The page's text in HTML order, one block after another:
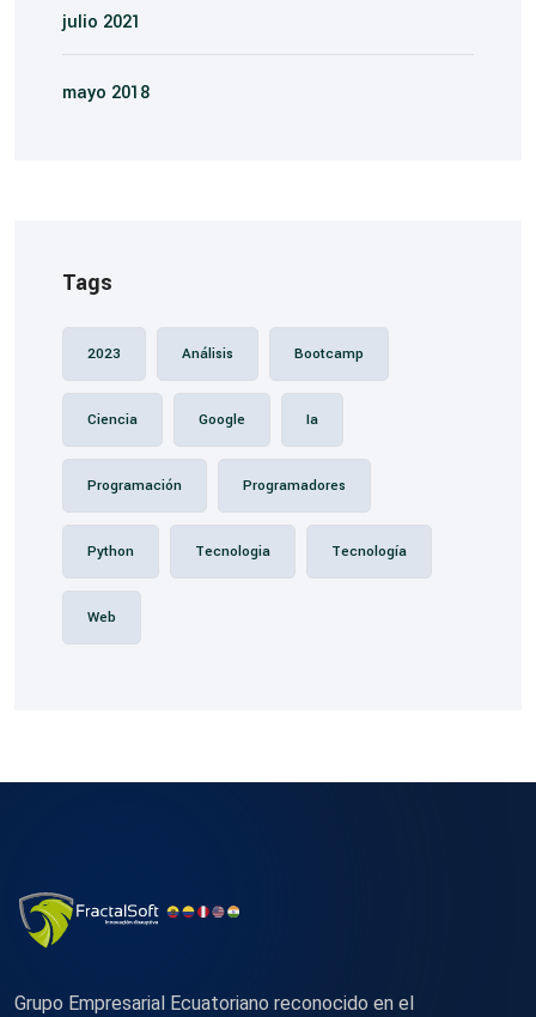
julio 2021
mayo 2018
Tags
2023 Análisis Bootcamp
Ciencia Google Ia
Programación Programadores
Python Tecnologia Tecnología
Web
Grupo Empresarial Ecuatoriano reconocido en el